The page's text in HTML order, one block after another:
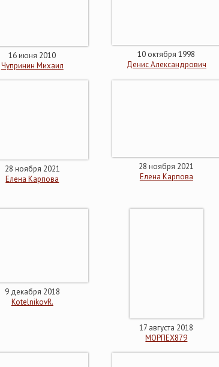
16 июня 2010
Чупринин Михаил
10 октября 1998
Денис Александрович
28 ноября 2021
Елена Карпова
28 ноября 2021
Елена Карпова
9 декабря 2018
KotelnikovR.
17 августа 2018
МОРПЕХ879